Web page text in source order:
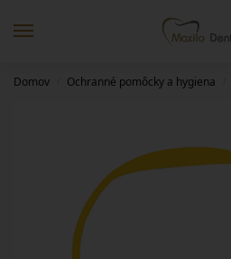
Domov Ochranné pomôcky a hygiena